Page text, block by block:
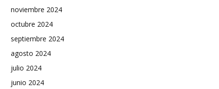
noviembre 2024
octubre 2024
septiembre 2024
agosto 2024
julio 2024
junio 2024